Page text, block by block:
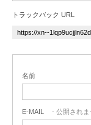
トラックバック URL
名前
E-MAIL - 公開されま